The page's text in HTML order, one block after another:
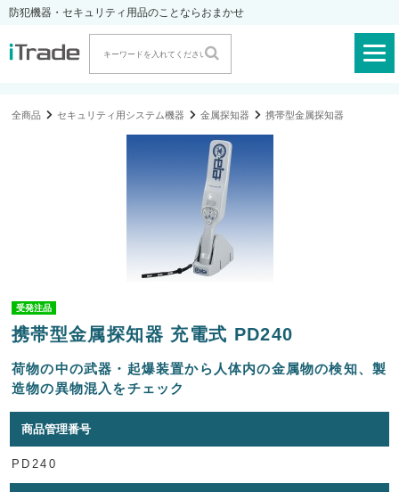
防犯機器・セキュリティ用品のことならおまかせ
全商品 セキュリティ用システム機器 金属探知器 携帯型金属探知器
受発注品
携帯型金属探知器 充電式 PD240
荷物の中の武器・起爆装置から人体内の金属物の検知、製
造物の異物混入をチェック
商品管理番号
PD240